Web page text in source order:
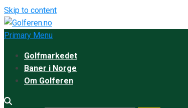
Skip to content
Primary Menu
Golfmarkedet
Baner i Norge
Om Golferen